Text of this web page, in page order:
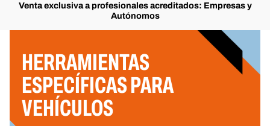
Venta exclusiva a profesionales acreditados: Empresas y
Autónomos
HERRAMIENTAS
ESPECÍFICAS PARA
VEHÍCULOS
Filtro